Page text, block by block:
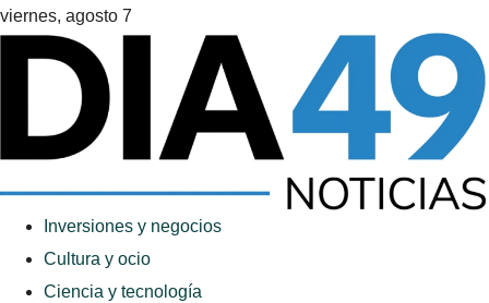
viernes, agosto 7
Inversiones y negocios
Cultura y ocio
Ciencia y tecnología